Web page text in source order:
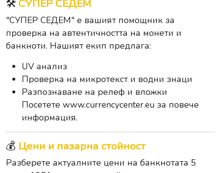
🛠️ СУПЕР СЕДЕМ
"СУПЕР СЕДЕМ" е вашият помощник за
проверка на автентичността на монети и
банкноти. Нашият екип предлага:
UV анализ
Проверка на микротекст и водни знаци
Разпознаване на релеф и вложки
Посетете www.currencycenter.eu за повече
информация.
💰 Цени и пазарна стойност
Разберете актуалните цени на банкнотата 5